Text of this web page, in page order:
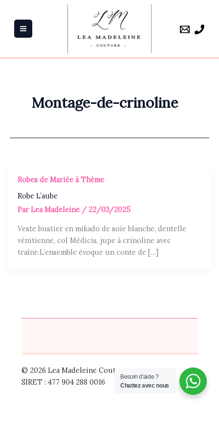
contenu
Montage-de-crinoline
Robes de Mariée à Thème
Robe L’aube
ParLea Madeleine / 22/03/2025
Veste bustier en mikado de soie blanche, dentelle
vénitienne, col Médicis, jupe à crinoline avec
traîne.L’ensemble évoque un conte de […]
© 2026 Lea Madeleine Couture
SIRET : 477 904 288 0016
Besoin d'aide ?
Chattez avec nous